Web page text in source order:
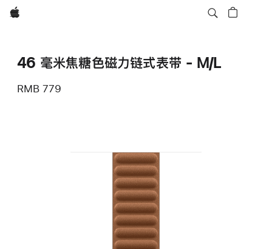
Apple
46 毫米焦糖色磁力链式表带 - M/L
RMB 779